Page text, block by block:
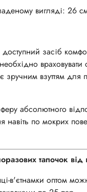
вигляді: 26
засіб
враховувати
є зручним взуттям
абсолютного
навіть по мокрих
их тапочок від
в'єтнамки оптом